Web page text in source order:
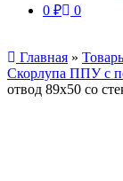
0 ₽ 0
Главная »
Скорлупа ППУ с
отвод 89х50 со